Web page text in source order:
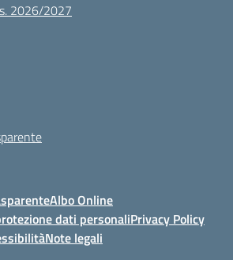
2026/2027
Albo Online
dati personaliPrivacy Policy
Note legali